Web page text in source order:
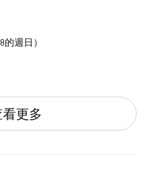
週日）
更多